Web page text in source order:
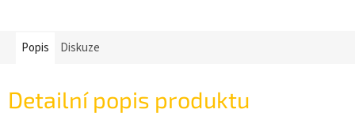
Popis Diskuze
Detailní popis produktu